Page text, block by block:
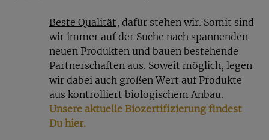
Beste Qualität, dafür stehen wir. Somit sind
wir immer auf der Suche nach spannenden
neuen Produkten und bauen bestehende
Partnerschaften aus. Soweit möglich, legen
wir dabei auch großen Wert auf Produkte
aus kontrolliert biologischem Anbau.
Unsere aktuelle Biozertifizierung findest
Du hier.